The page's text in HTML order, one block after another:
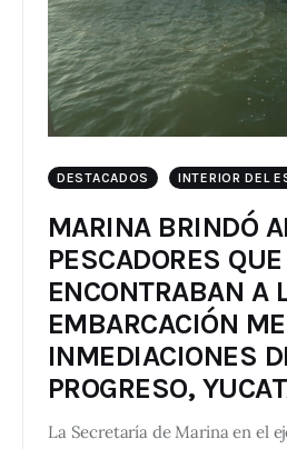
Nacionales
Multimedia
Espectáculos
DESTACADOS INTERIOR DEL
MARINA BRINDÓ
PESCADORES
ENCONTRABAN A
EMBARCACIÓN
INMEDIACIONES
PROGRESO,
La Secretaría de Marina en el